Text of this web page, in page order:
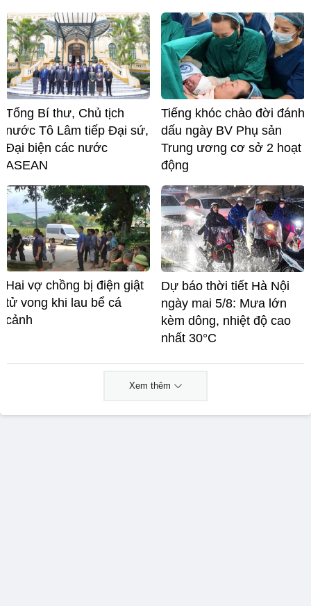
Tổng Bí thư, Chủ tịch
nước Tô Lâm tiếp Đại sứ,
Đại biện các nước
ASEAN
Tiếng khóc chào đời đánh
dấu ngày BV Phụ sản
Trung ương cơ sở 2 hoạt
động
Hai vợ chồng bị điện giật
tử vong khi lau bể cá
cảnh
Dự báo thời tiết Hà Nội
ngày mai 5/8: Mưa lớn
kèm dông, nhiệt độ cao
nhất 30°C
Xem thêm